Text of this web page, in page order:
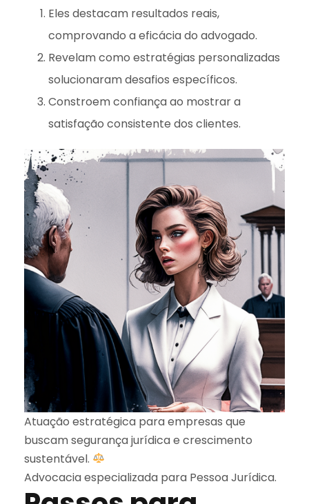
Eles destacam resultados reais,
comprovando a eficácia do advogado.
Revelam como estratégias personalizadas
solucionaram desafios específicos.
Constroem confiança ao mostrar a
satisfação consistente dos clientes.
Atuação estratégica para empresas que
buscam segurança jurídica e crescimento
sustentável.
Advocacia especializada para Pessoa Jurídica.